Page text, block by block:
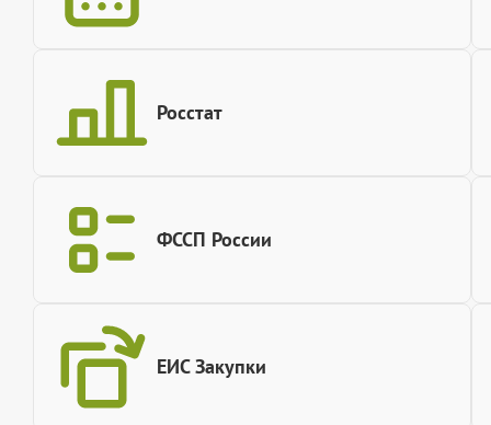
Росстат
ФССП России
ЕИС Закупки